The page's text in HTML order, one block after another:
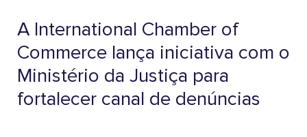
A International Chamber of
Commerce lança iniciativa com o
Ministério da Justiça para
fortalecer canal de denúncias